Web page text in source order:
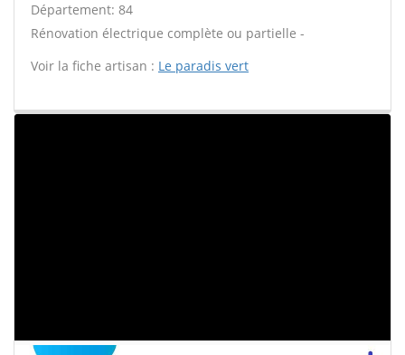
Département: 84
Rénovation électrique complète ou partielle -
Voir la fiche artisan : Le paradis vert